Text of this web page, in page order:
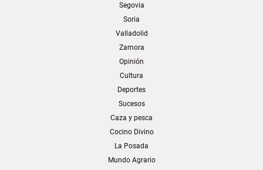
Segovia
Soria
Valladolid
Zamora
Opinión
Cultura
Deportes
Sucesos
Caza y pesca
Cocino Divino
La Posada
Mundo Agrario